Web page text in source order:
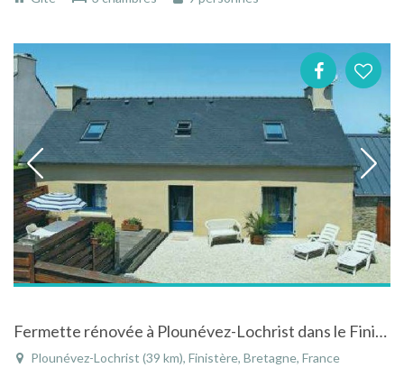
Fermette rénovée à Plounévez-Lochrist dans le Finistère en Bretagne
Plounévez-Lochrist (39 km), Finistère, Bretagne, France